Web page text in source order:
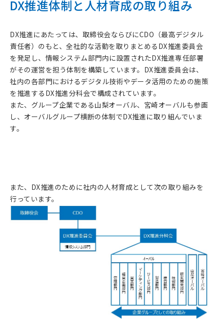
DX推進体制と人材育成の取り組み
DX推進にあたっては、取締役会ならびにCDO（最高デジタル
責任者）のもと、全社的な活動を取りまとめるDX推進委員会
を発足し、情報システム部門内に設置されたDX推進専任部署
がその運営を担う体制を構築しています。DX推進委員会は、
社内の各部門におけるデジタル技術やデータ活用のための施策
を推進するDX推進分科会で構成されています。
また、グループ企業である山梨オーバル、宮崎オーバルも参画
し、オーバルグループ横断の体制でDX推進に取り組んでいま
す。
また、DX推進のために社内の人材育成として次の取り組みを
行っています。